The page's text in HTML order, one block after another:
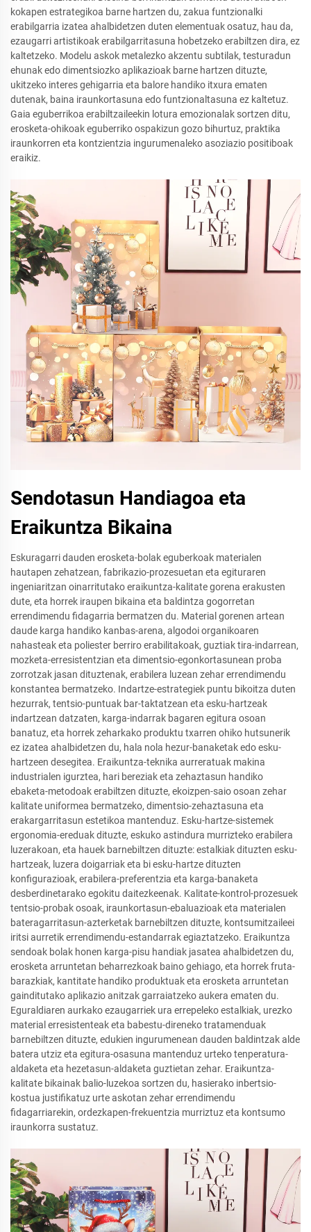
kokapen estrategikoa barne hartzen du, zakua funtzionalki
erabilgarria izatea ahalbidetzen duten elementuak osatuz, hau da,
ezaugarri artistikoak erabilgarritasuna hobetzeko erabiltzen dira, ez
kaltetzeko. Modelu askok metalezko akzentu subtilak, testuradun
ehunak edo dimentsiozko aplikazioak barne hartzen dituzte,
ukitzeko interes gehigarria eta balore handiko itxura ematen
dutenak, baina iraunkortasuna edo funtzionaltasuna ez kaltetuz.
Gaia eguberrikoa erabiltzaileekin lotura emozionalak sortzen ditu,
erosketa-ohikoak eguberriko ospakizun gozo bihurtuz, praktika
iraunkorren eta kontzientzia ingurumenaleko asoziazio positiboak
eraikiz.
Sendotasun Handiagoa eta
Eraikuntza Bikaina
Eskuragarri dauden erosketa-bolak eguberkoak materialen
hautapen zehatzean, fabrikazio-prozesuetan eta egituraren
ingeniaritzan oinarritutako eraikuntza-kalitate gorena erakusten
dute, eta horrek iraupen bikaina eta baldintza gogorretan
errendimendu fidagarria bermatzen du. Material gorenen artean
daude karga handiko kanbas-arena, algodoi organikoaren
nahasteak eta poliester berriro erabilitakoak, guztiak tira-indarrean,
mozketa-erresistentzian eta dimentsio-egonkortasunean proba
zorrotzak jasan dituztenak, erabilera luzean zehar errendimendu
konstantea bermatzeko. Indartze-estrategiek puntu bikoitza duten
hezurrak, tentsio-puntuak bar-taktatzean eta esku-hartzeak
indartzean datzaten, karga-indarrak bagaren egitura osoan
banatuz, eta horrek zeharkako produktu txarren ohiko hutsunerik
ez izatea ahalbidetzen du, hala nola hezur-banaketak edo esku-
hartzeen desegitea. Eraikuntza-teknika aurreratuak makina
industrialen igurztea, hari bereziak eta zehaztasun handiko
ebaketa-metodoak erabiltzen dituzte, ekoizpen-saio osoan zehar
kalitate uniformea bermatzeko, dimentsio-zehaztasuna eta
erakargarritasun estetikoa mantenduz. Esku-hartze-sistemek
ergonomia-ereduak dituzte, eskuko astindura murrizteko erabilera
luzerakoan, eta hauek barnebiltzen dituzte: estalkiak dituzten esku-
hartzeak, luzera doigarriak eta bi esku-hartze dituzten
konfigurazioak, erabilera-preferentzia eta karga-banaketa
desberdinetarako egokitu daitezkeenak. Kalitate-kontrol-prozesuek
tentsio-probak osoak, iraunkortasun-ebaluazioak eta materialen
bateragarritasun-azterketak barnebiltzen dituzte, kontsumitzaileei
iritsi aurretik errendimendu-estandarrak egiaztatzeko. Eraikuntza
sendoak bolak honen karga-pisu handiak jasatea ahalbidetzen du,
erosketa arruntetan beharrezkoak baino gehiago, eta horrek fruta-
barazkiak, kantitate handiko produktuak eta erosketa arruntetan
gainditutako aplikazio anitzak garraiatzeko aukera ematen du.
Eguraldiaren aurkako ezaugarriek ura errepeleko estalkiak, urezko
material erresistenteak eta babestu-direneko tratamenduak
barnebiltzen dituzte, edukien ingurumenean dauden baldintzak alde
batera utziz eta egitura-osasuna mantenduz urteko tenperatura-
aldaketa eta hezetasun-aldaketa guztietan zehar. Eraikuntza-
kalitate bikainak balio-luzekoa sortzen du, hasierako inbertsio-
kostua justifikatuz urte askotan zehar errendimendu
fidagarriarekin, ordezkapen-frekuentzia murriztuz eta kontsumo
iraunkorra sustatuz.